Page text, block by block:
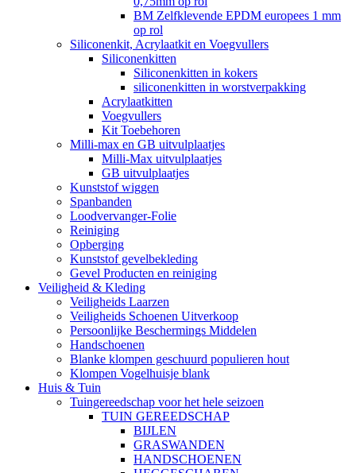
BM Zelfklevende EPDM europees 1 mm
op rol
Siliconenkit, Acrylaatkit en Voegvullers
Siliconenkitten
Siliconenkitten in kokers
siliconenkitten in worstverpakking
Acrylaatkitten
Voegvullers
Kit Toebehoren
Milli-max en GB uitvulplaatjes
Milli-Max uitvulplaatjes
GB uitvulplaatjes
Kunststof wiggen
Spanbanden
Loodvervanger-Folie
Reiniging
Opberging
Kunststof gevelbekleding
Gevel Producten en reiniging
Veiligheid & Kleding
Veiligheids Laarzen
Veiligheids Schoenen Uitverkoop
Persoonlijke Beschermings Middelen
Handschoenen
Blanke klompen geschuurd populieren hout
Klompen Vogelhuisje blank
Huis & Tuin
Tuingereedschap voor het hele seizoen
TUIN GEREEDSCHAP
BIJLEN
GRASWANDEN
HANDSCHOENEN